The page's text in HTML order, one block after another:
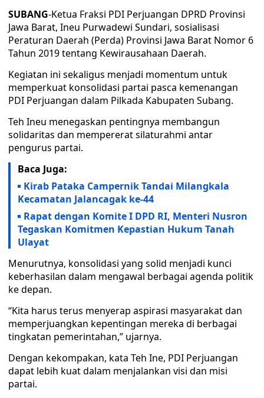
SUBANG-Ketua Fraksi PDI Perjuangan DPRD Provinsi
Jawa Barat, Ineu Purwadewi Sundari, sosialisasi
Peraturan Daerah (Perda) Provinsi Jawa Barat Nomor 6
Tahun 2019 tentang Kewirausahaan Daerah.
Kegiatan ini sekaligus menjadi momentum untuk
memperkuat konsolidasi partai pasca kemenangan
PDI Perjuangan dalam Pilkada Kabupaten Subang.
Teh Ineu menegaskan pentingnya membangun
solidaritas dan mempererat silaturahmi antar
pengurus partai.
Baca Juga:
Kirab Pataka Campernik Tandai Milangkala
Kecamatan Jalancagak ke-44
Rapat dengan Komite I DPD RI, Menteri Nusron
Tegaskan Komitmen Kepastian Hukum Tanah
Ulayat
Menurutnya, konsolidasi yang solid menjadi kunci
keberhasilan dalam mengawal berbagai agenda politik
ke depan.
“Kita harus terus menyerap aspirasi masyarakat dan
memperjuangkan kepentingan mereka di berbagai
tingkatan pemerintahan,” ujarnya.
Dengan kekompakan, kata Teh Ine, PDI Perjuangan
dapat lebih kuat dalam menjalankan visi dan misi
partai.